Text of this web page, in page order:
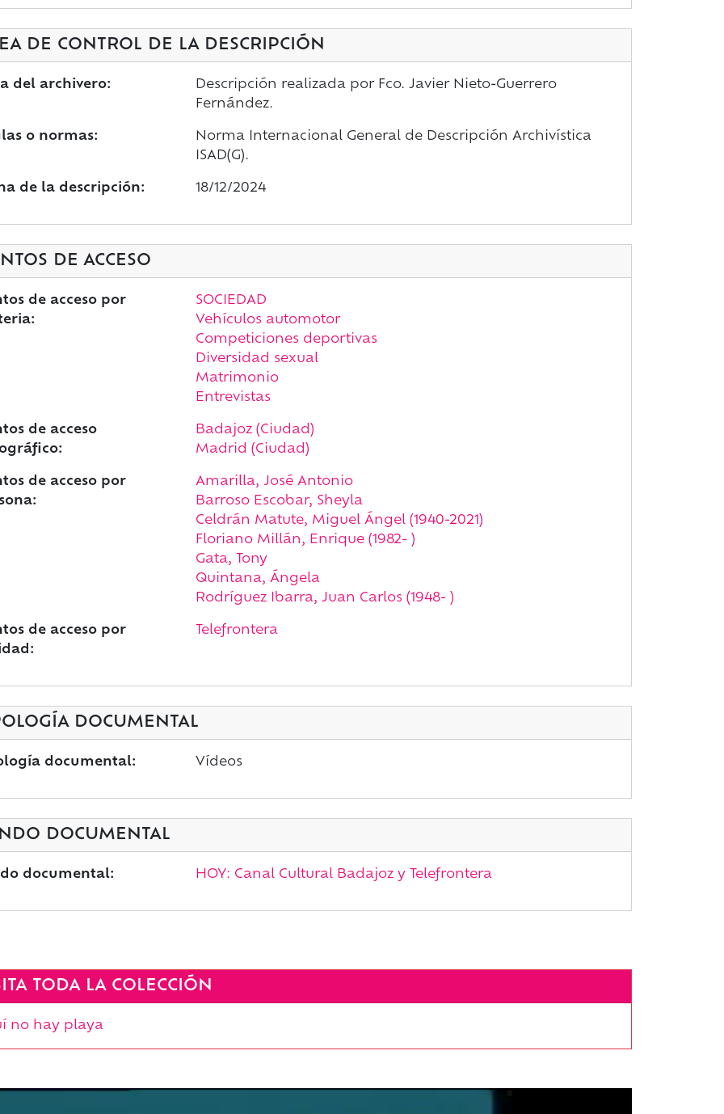
DE CONTROL DE LA DESCRIPCIÓN
del archivero:
Descripción realizada por Fco. Javier Nieto-Guerrero
Fernández.
o normas:
Norma Internacional General de Descripción Archivística
ISAD(G).
de la descripción: 18/12/2024
DE ACCESO
de acceso por
SOCIEDAD
Vehículos automotor
Competiciones deportivas
Diversidad sexual
Matrimonio
Entrevistas
de acceso
Badajoz (Ciudad)
Madrid (Ciudad)
de acceso por
Amarilla, José Antonio
Barroso Escobar, Sheyla
Celdrán Matute, Miguel Ángel (1940-2021)
Floriano Millán, Enrique (1982- )
Gata, Tony
Quintana, Ángela
Rodríguez Ibarra, Juan Carlos (1948- )
de acceso por
Telefrontera
DOCUMENTAL
documental: Vídeos
DOCUMENTAL
documental: HOY: Canal Cultural Badajoz y Telefrontera
TODA LA COLECCIÓN
no hay playa